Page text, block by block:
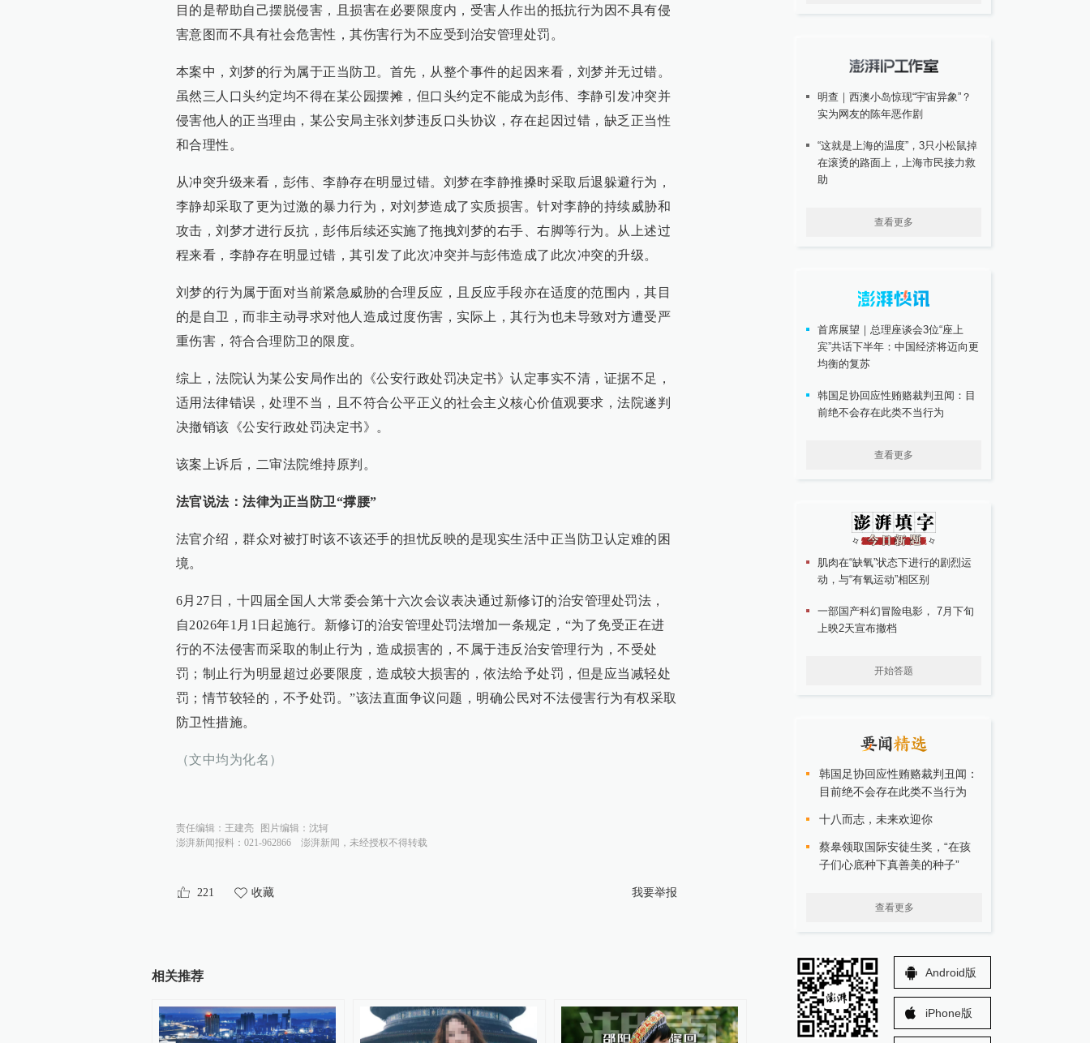
目的是帮助自己摆脱侵害，且损害在必要限度内，受害人作出的抵抗行为因不具有侵
害意图而不具有社会危害性，其伤害行为不应受到治安管理处罚。
本案中，刘梦的行为属于正当防卫。首先，从整个事件的起因来看，刘梦并无过错。
虽然三人口头约定均不得在某公园摆摊，但口头约定不能成为彭伟、李静引发冲突并
侵害他人的正当理由，某公安局主张刘梦违反口头协议，存在起因过错，缺乏正当性
和合理性。
从冲突升级来看，彭伟、李静存在明显过错。刘梦在李静推搡时采取后退躲避行为，
李静却采取了更为过激的暴力行为，对刘梦造成了实质损害。针对李静的持续威胁和
攻击，刘梦才进行反抗，彭伟后续还实施了拖拽刘梦的右手、右脚等行为。从上述过
程来看，李静存在明显过错，其引发了此次冲突并与彭伟造成了此次冲突的升级。
刘梦的行为属于面对当前紧急威胁的合理反应，且反应手段亦在适度的范围内，其目
的是自卫，而非主动寻求对他人造成过度伤害，实际上，其行为也未导致对方遭受严
重伤害，符合合理防卫的限度。
综上，法院认为某公安局作出的《公安行政处罚决定书》认定事实不清，证据不足，
适用法律错误，处理不当，且不符合公平正义的社会主义核心价值观要求，法院遂判
决撤销该《公安行政处罚决定书》。
该案上诉后，二审法院维持原判。
法官说法：法律为正当防卫“撑腰”
法官介绍，群众对被打时该不该还手的担忧反映的是现实生活中正当防卫认定难的困
境。
6月27日，十四届全国人大常委会第十六次会议表决通过新修订的治安管理处罚法，
自2026年1月1日起施行。新修订的治安管理处罚法增加一条规定，“为了免受正在进
行的不法侵害而采取的制止行为，造成损害的，不属于违反治安管理行为，不受处
罚；制止行为明显超过必要限度，造成较大损害的，依法给予处罚，但是应当减轻处
罚；情节较轻的，不予处罚。”该法直面争议问题，明确公民对不法侵害行为有权采取
防卫性措施。
（文中均为化名）
责任编辑： 王建亮 图片编辑： 沈轲
澎湃新闻报料：021-962866
澎湃新闻，未经授权不得转载
221 收藏 我要举报
相关推荐
明查｜西澳小岛惊现“宇宙异象”？
实为网友的陈年恶作剧
“这就是上海的温度”，3只小松鼠掉
在滚烫的路面上，上海市民接力救
助
查看更多
首席展望｜总理座谈会3位“座上
宾”共话下半年：中国经济将迈向更
均衡的复苏
韩国足协回应性贿赂裁判丑闻：目
前绝不会存在此类不当行为
查看更多
肌肉在“缺氧”状态下进行的剧烈运
动，与“有氧运动”相区别
一部国产科幻冒险电影， 7月下旬
上映2天宣布撤档
开始答题
韩国足协回应性贿赂裁判丑闻：
目前绝不会存在此类不当行为
十八而志，未来欢迎你
蔡皋领取国际安徒生奖，“在孩
子们心底种下真善美的种子”
查看更多
Android版
iPhone版